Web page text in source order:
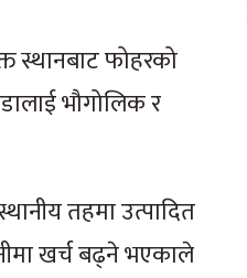
स्थानबाट फोहरको
भौगोलिक र
तहमा उत्पादित
खर्च बढ्ने भएकाले